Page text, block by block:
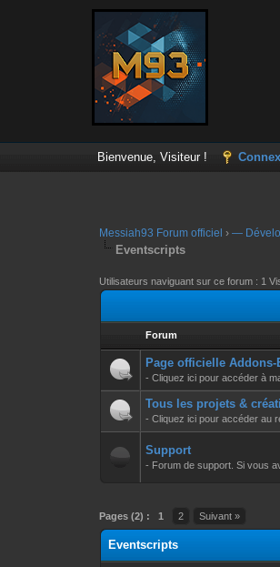
Bienvenue, Visiteur !
Messiah93 Forum officiel ›—
Eventscripts
Utilisateurs naviguant sur ce forum : 1
Forum
Page officielle
- Cliquez ici pour accéder à
Tous les projets &
- Cliquez ici pour accéder au
Support
- Forum de support. Si vous
Pages (2) : 1 2 Suivant »
Eventscripts